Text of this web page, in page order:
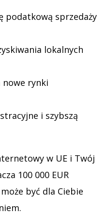
podatkową sprzedaży
lokalnych
nowe rynki
i szybszą
w UE i Twój
100 000 EUR
być dla Ciebie